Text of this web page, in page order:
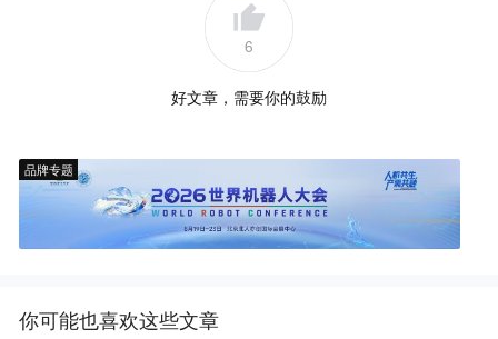
6
好文章，需要你的鼓励
品牌专题
你可能也喜欢这些文章